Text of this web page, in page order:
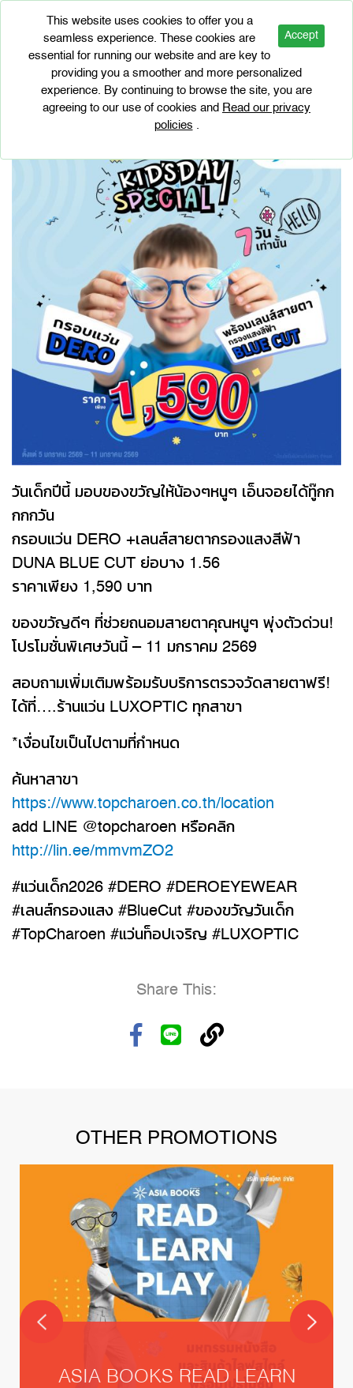
Accept
This website uses cookies to offer you a
seamless experience. These cookies are
essential for running our website and are key to
providing you a smoother and more personalized
experience. By continuing to browse the site, you are
agreeing to our use of cookies and Read our privacy
policies .
BRAND PROMOTIONS
KID’S DAY SPECIAL
วันเด็กปีนี้ มอบของขวัญให้น้องๆหนูๆ เอ็นจอยได้ทู๊กก
กกกวัน
กรอบแว่น DERO +เลนส์สายตากรองแสงสีฟ้า
DUNA BLUE CUT ย่อบาง 1.56
ราคาเพียง 1,590 บาท
ของขวัญดีๆ ที่ช่วยถนอมสายตาคุณหนูๆ พุ่งตัวด่วน!
โปรโมชั่นพิเศษวันนี้ – 11 มกราคม 2569
สอบถามเพิ่มเติมพร้อมรับบริการตรวจวัดสายตาฟรี!
ได้ที่….ร้านแว่น LUXOPTIC ทุกสาขา
*เงื่อนไขเป็นไปตามที่กำหนด
ค้นหาสาขา
https://www.topcharoen.co.th/location
add LINE @topcharoen หรือคลิก
http://lin.ee/mmvmZO2
#แว่นเด็ก2026 #DERO #DEROEYEWEAR
#เลนส์กรองแสง #BlueCut #ของขวัญวันเด็ก
#TopCharoen #แว่นท็อปเจริญ #LUXOPTIC
Share This:
OTHER PROMOTIONS
ASIA BOOKS READ LEARN